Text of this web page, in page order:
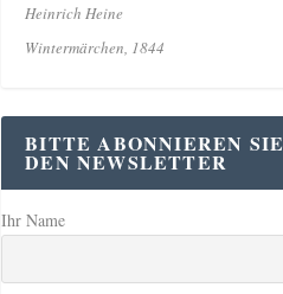
Heinrich Heine
Wintermärchen, 1844
BITTE ABONNIEREN SIE
DEN NEWSLETTER
Ihr Name